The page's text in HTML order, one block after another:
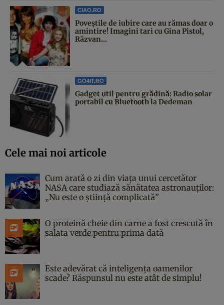
CIAO.RO
Poveştile de iubire care au rămas doar o
amintire! Imagini tari cu Gina Pistol,
Răzvan...
GO4IT.RO
Gadget util pentru grădină: Radio solar
portabil cu Bluetooth la Dedeman
Cele mai noi articole
Cum arată o zi din viața unui cercetător
NASA care studiază sănătatea astronauților:
„Nu este o știință complicată”
O proteină cheie din carne a fost crescută în
salata verde pentru prima dată
Este adevărat că inteligența oamenilor
scade? Răspunsul nu este atât de simplu!